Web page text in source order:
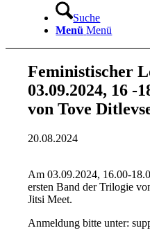
Suche
Menü Menü
Feministischer
03.09.2024, 16 -
von Tove
20.08.2024
Am 03.09.2024, 16.00-
ersten Band der Trilogie
Jitsi Meet.
Anmeldung bitte unter: